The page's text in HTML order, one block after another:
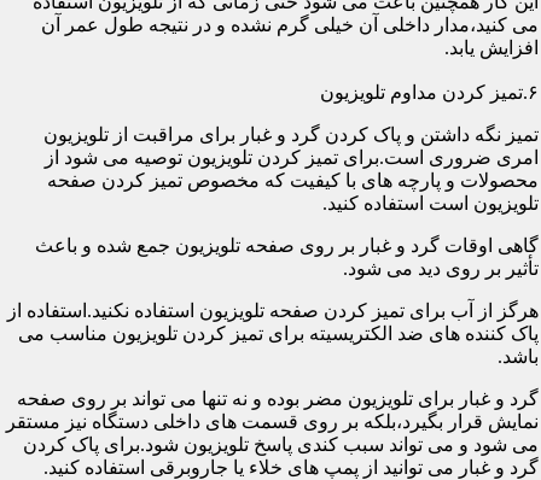
می کنید،مدار داخلی آن خیلی گرم نشده و در نتیجه طول عمر آن
افزایش یابد.
۶.تمیز کردن مداوم تلویزیون
تمیز نگه داشتن و پاک کردن گرد و غبار برای مراقبت از تلویزیون
امری ضروری است.برای تمیز کردن تلویزیون توصیه می شود از
محصولات و پارچه های با کیفیت که مخصوص تمیز کردن صفحه
تلویزیون است استفاده کنید.
گاهی اوقات گرد و غبار بر روی صفحه تلویزیون جمع شده و باعث
تأثیر بر روی دید می شود.
هرگز از آب برای تمیز کردن صفحه تلویزیون استفاده نکنید.استفاده از
پاک کننده های ضد الکتریسیته برای تمیز کردن تلویزیون مناسب می
باشد.
گرد و غبار برای تلویزیون مضر بوده و نه تنها می تواند بر روی صفحه
نمایش قرار بگیرد،بلکه بر روی قسمت های داخلی دستگاه نیز مستقر
می شود و می تواند سبب کندی پاسخ تلویزیون شود.برای پاک کردن
گرد و غبار می توانید از پمپ های خلاء یا جاروبرقی استفاده کنید.